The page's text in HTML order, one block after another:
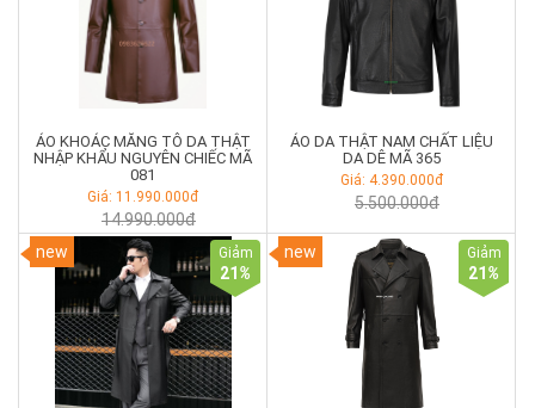
ÁO KHOÁC MĂNG TÔ DA THẬT
NHẬP KHẨU NGUYÊN CHIẾC MÃ
081
Giá: 11.990.000đ
14.990.000đ
ÁO DA THẬT NAM CHẤT LIỆU
DA DÊ MÃ 365
Giá: 4.390.000đ
5.500.000đ
new Giảm
21 %
new Giảm
21 %